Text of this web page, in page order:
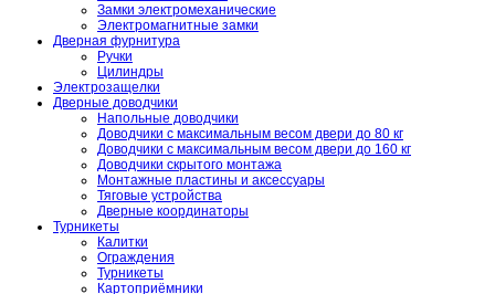
Замки электромеханические
Электромагнитные замки
Дверная фурнитура
Ручки
Цилиндры
Электрозащелки
Дверные доводчики
Напольные доводчики
Доводчики с максимальным весом двери до 80 кг
Доводчики с максимальным весом двери до 160 кг
Доводчики скрытого монтажа
Монтажные пластины и аксессуары
Тяговые устройства
Дверные координаторы
Турникеты
Калитки
Ограждения
Турникеты
Картоприёмники